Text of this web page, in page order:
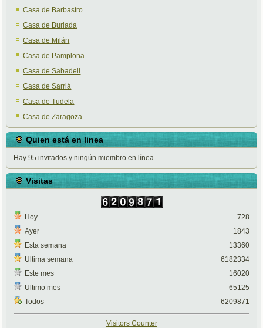
Casa de Barbastro
Casa de Burlada
Casa de Milán
Casa de Pamplona
Casa de Sabadell
Casa de Sarriá
Casa de Tudela
Casa de Zaragoza
Quien está en linea
Hay 95 invitados y ningún miembro en línea
Visitas
Hoy
Ayer
Esta semana
Ultima semana
Este mes
Ultimo mes
Todos
728
1843
13360
6182334
16020
65125
6209871
Visitors Counter